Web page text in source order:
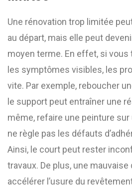
Une rénovation trop limitée
au départ, mais elle peut
moyen terme. En effet, si
les symptômes visibles, les
vite. Par exemple, reboucher
le support peut entraîner une
même, refaire une peinture
ne règle pas les défauts
Ainsi, le court peut rester
travaux. De plus, une
accélérer l’usure du